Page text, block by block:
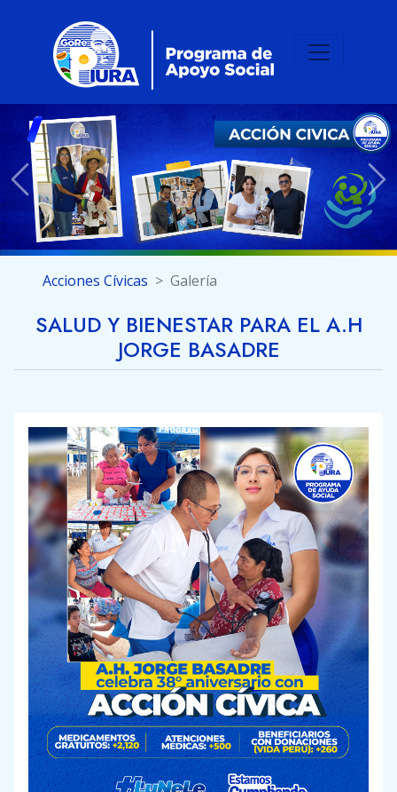
Previous
Acciones Cívicas Galería
SALUD Y BIENESTAR PARA EL A.H
JORGE BASADRE